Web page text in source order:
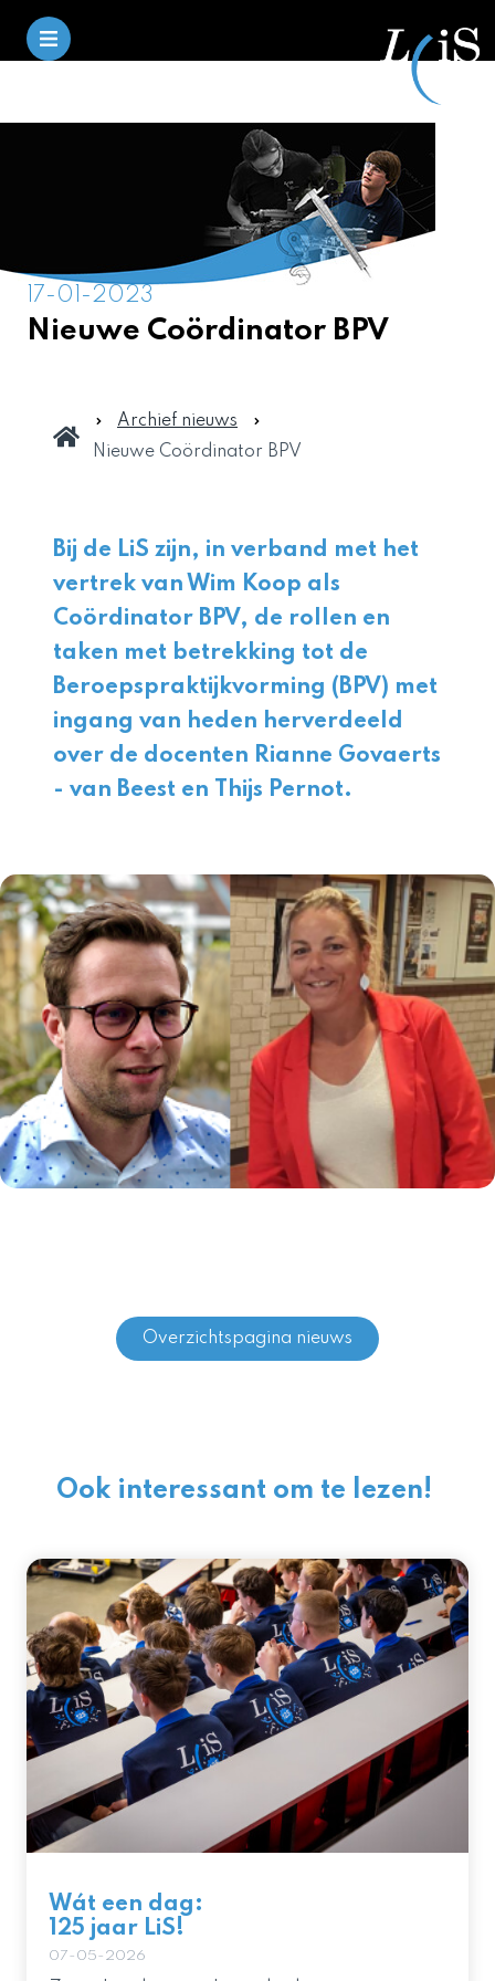
17-01-2023
Nieuwe Coördinator BPV
Archief nieuws
Nieuwe Coördinator BPV
Bij de LiS zijn, in verband met het
vertrek van Wim Koop als
Coördinator BPV, de rollen en
taken met betrekking tot de
Beroepspraktijkvorming (BPV) met
ingang van heden herverdeeld
over de docenten Rianne Govaerts
- van Beest en Thijs Pernot.
Overzichtspagina nieuws
Ook interessant om te lezen!
Wát een dag:
125 jaar LiS!
07-05-2026